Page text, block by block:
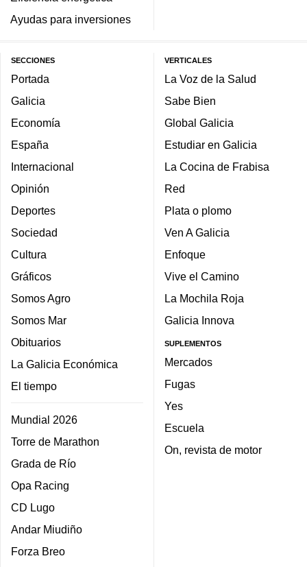
Ayudas para inversiones
SECCIONES
Portada
Galicia
Economía
España
Internacional
Opinión
Deportes
Sociedad
Cultura
Gráficos
Somos Agro
Somos Mar
Obituarios
La Galicia Económica
El tiempo
Mundial 2026
Torre de Marathon
Grada de Río
Opa Racing
CD Lugo
Andar Miudiño
Forza Breo
VERTICALES
La Voz de la Salud
Sabe Bien
Global Galicia
Estudiar en Galicia
La Cocina de Frabisa
Red
Plata o plomo
Ven A Galicia
Enfoque
Vive el Camino
La Mochila Roja
Galicia Innova
SUPLEMENTOS
Mercados
Fugas
Yes
Escuela
On, revista de motor